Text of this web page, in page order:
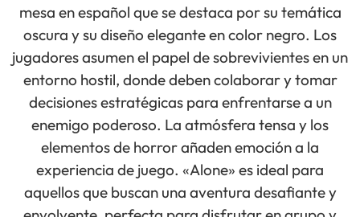
mesa en español que se destaca por su temática
oscura y su diseño elegante en color negro. Los
jugadores asumen el papel de sobrevivientes en un
entorno hostil, donde deben colaborar y tomar
decisiones estratégicas para enfrentarse a un
enemigo poderoso. La atmósfera tensa y los
elementos de horror añaden emoción a la
experiencia de juego. «Alone» es ideal para
aquellos que buscan una aventura desafiante y